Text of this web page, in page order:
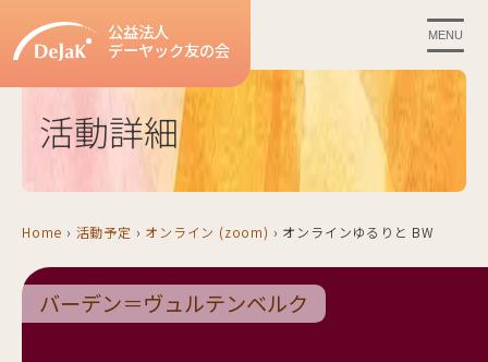
公益法人
デーヤック友の会
MENU
活動詳細
Home › 活動予定 › オンライン (zoom) › オンラインゆるりと BW
バーデン＝ヴュルテンベルク